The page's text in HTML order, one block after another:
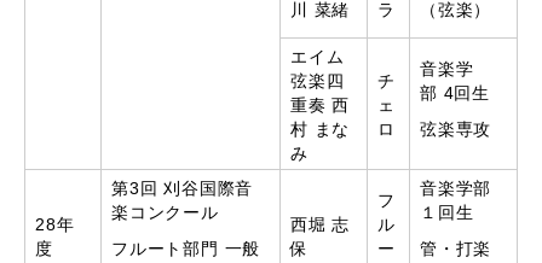
川 菜緒
ラ
（弦楽）
エイム
弦楽四
重奏 西
村 まな
み
チ
ェ
ロ
音楽学
部 4回生
弦楽専攻
28年
度
第3回 刈谷国際音
楽コンクール
フルート部門 一般
西堀 志
保
フ
ル
ー
音楽学部
１回生
管・打楽